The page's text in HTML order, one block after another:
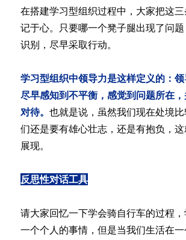
在搭建学习型组织过程中，大家把这
记于心。只要哪一个凳子腿出现了问
识别，尽早采取行动。
学习型组织中领导力是这样定义的：
尽早感知到不平衡，感觉到问题所在
对待。 也就是说，虽然我们现在处境
们还是要有雄心壮志，还是有抱负，
展现。
反思性对话工具
请大家回忆一下学会骑自行车的过程
一个个人的事情，但是当我们生活在